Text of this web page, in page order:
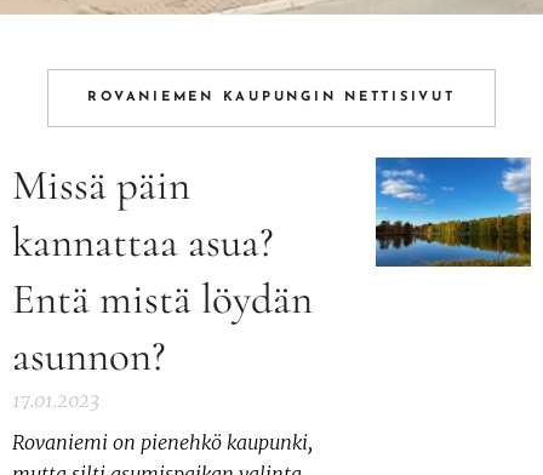
ROVANIEMEN KAUPUNGIN NETTISIVUT
Missä päin
kannattaa asua?
Entä mistä löydän
asunnon?
17.01.2023
Rovaniemi on pienehkö kaupunki,